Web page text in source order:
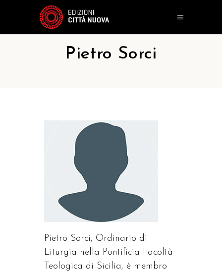
Pietro Sorci
Pietro Sorci, Ordinario di
Liturgia nella Pontificia Facoltà
Teologica di Sicilia, è membro